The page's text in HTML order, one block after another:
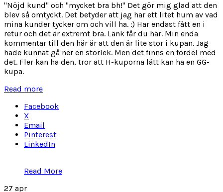
"Nöjd kund" och "mycket bra bh!" Det gör mig glad att den
blev så omtyckt. Det betyder att jag har ett litet hum av vad
mina kunder tycker om och vill ha. :) Har endast fått en i
retur och det är extremt bra. Länk får du här. Min enda
kommentar till den här är att den är lite stor i kupan. Jag
hade kunnat gå ner en storlek. Men det finns en fördel med
det. Fler kan ha den, tror att H-kuporna lätt kan ha en GG-
kupa.
Read more
Facebook
X
Email
Pinterest
LinkedIn
Read More
27 apr